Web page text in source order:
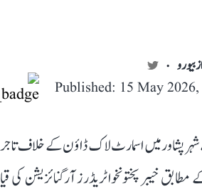
بیورو
Published: 15 May
شہر پشاور میں اسمارٹ لاک ڈاؤن کے خلاف
خیبر پختونخوا ٹریڈرز آرگنائزیشن کی